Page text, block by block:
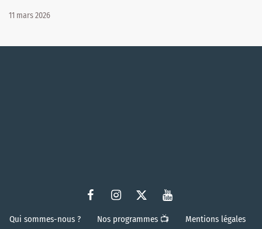
11 mars 2026
Qui sommes-nous ? Nos programmes 📺
Mentions légales